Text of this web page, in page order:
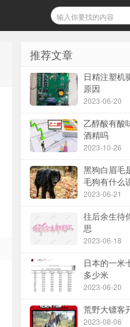
推荐文章
日精注塑机
原因
2023-06-20
乙醇酸有酸
酒精吗
2023-10-26
黑狗白眉毛
毛狗有什么
2023-06-21
往后余生待
思
2023-06-18
日本的一米
多少米
2023-06-20
荒野大镖客
2023-08-06